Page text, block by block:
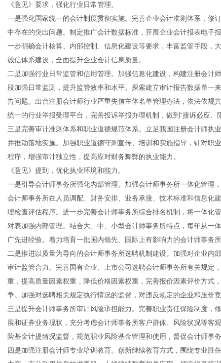
《意见》要求，强化行业日常管理。
一是强化国家统一的会计制度贯彻实施。完善企业会计准则体系，修
中存在的突出问题。制定推广会计数据标准，开展企业会计报表电子
一步明确会计核算、内部控制、信息化建设等要求，丰富监管手段，
诚信体系建设，全面提升企业会计信息质量。
二是加强行业日常监管和信用管理。加强信息化建设，构建注册会计
段加强日常监测，提升监管效率和水平。探索建立审计报告数据单一
告问题。出台注册会计师行业严重失信主体名单管理办法，依法依规
统一的行业举报受理平台，完善投诉举报办理机制，做到“接诉必应、
三是完善审计准则体系和职业道德规范体系。立足我国注册会计师执
并推动落地实施。加强职业道德守则宣传、培训和实施指导，针对职
程序，增强审计独立性，提高应对财务舞弊的执业能力。
《意见》提到，优化执业环境和能力。
一是引导会计师事务所强化内部管理。加强会计师事务所一体化管理
会计师事务所在人员调配、财务安排、业务承接、技术标准和信息化
理检查评估程序。进一步完善会计师事务所综合排名机制，将一体化
对表加强内部管理。结合大、中、小型会计师事务所特点，每年从一
广先进经验。着力培育一批国内领先、国际上有影响力的会计师事务
二是推进以质量为导向的会计师事务所选聘机制建设。加强对企业内
审计监管合力。完善国有企业、上市公司选聘会计师事务所有关规定
重，提高质量因素权重，降低价格因素权重，完善报价因素评价方式
争。加强对选聘相关规定执行情况的监督，对违反规定的企业和压价
三是提升会计师事务所审计风险承担能力。完善职业责任保险制度，
展和证券业务现状，充分考虑会计师事务所客户群体、风险状况等客
险基金计提情况监督，规范职业风险基金管理和使用，督促会计师事
四是加强注册会计师专业培训教育。创新继续教育方式，围绕专业胜